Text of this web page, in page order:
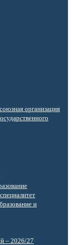
организация
и
– 2026/27